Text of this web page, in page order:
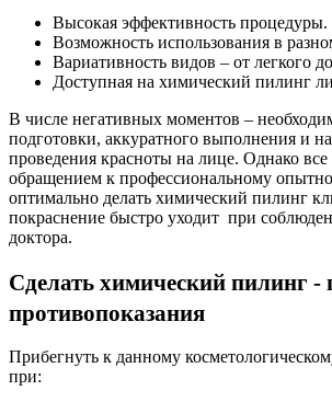
Высокая эффективность процедуры.
Возможность использования в
Вариативность видов – от легкого
Доступная на химический пилинг
В числе негативных моментов –
подготовки, аккуратного выполнения и
проведения красноты на лице. Однако
обращением к профессиональному
оптимально делать химический пилинг
покраснение быстро уходит при
доктора.
Сделать химический пилинг -
противопоказания
Прибегнуть к данному
при: